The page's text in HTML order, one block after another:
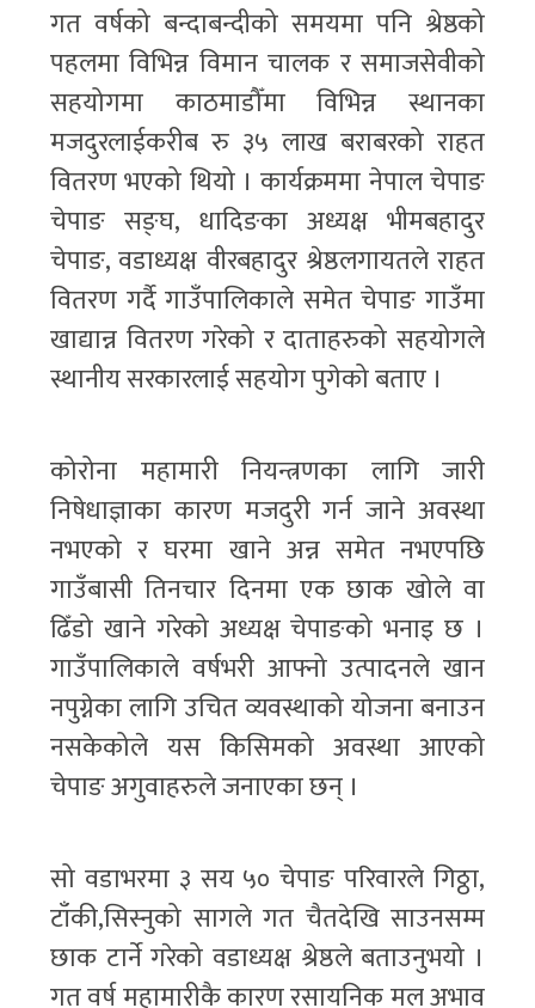
गत वर्षको बन्दाबन्दीको समयमा पनि श्रेष्ठको
पहलमा विभिन्न विमान चालक र समाजसेवीको
सहयोगमा काठमाडौँमा विभिन्न स्थानका
मजदुरलाईकरीब रु ३५ लाख बराबरको राहत
वितरण भएको थियो । कार्यक्रममा नेपाल चेपाङ
चेपाङ सङ्घ, धादिङका अध्यक्ष भीमबहादुर
चेपाङ, वडाध्यक्ष वीरबहादुर श्रेष्ठलगायतले राहत
वितरण गर्दै गाउँपालिकाले समेत चेपाङ गाउँमा
खाद्यान्न वितरण गरेको र दाताहरुको सहयोगले
स्थानीय सरकारलाई सहयोग पुगेको बताए ।
कोरोना महामारी नियन्त्रणका लागि जारी
निषेधाज्ञाका कारण मजदुरी गर्न जाने अवस्था
नभएको र घरमा खाने अन्न समेत नभएपछि
गाउँबासी तिनचार दिनमा एक छाक खोले वा
ढिँडो खाने गरेको अध्यक्ष चेपाङको भनाइ छ ।
गाउँपालिकाले वर्षभरी आफ्नो उत्पादनले खान
नपुग्नेका लागि उचित व्यवस्थाको योजना बनाउन
नसकेकोले यस किसिमको अवस्था आएको
चेपाङ अगुवाहरुले जनाएका छन् ।
सो वडाभरमा ३ सय ५० चेपाङ परिवारले गिठ्ठा,
टाँकी,सिस्नुको सागले गत चैतदेखि साउनसम्म
छाक टार्ने गरेको वडाध्यक्ष श्रेष्ठले बताउनुभयो ।
गत वर्ष महामारीकै कारण रसायनिक मल अभाव